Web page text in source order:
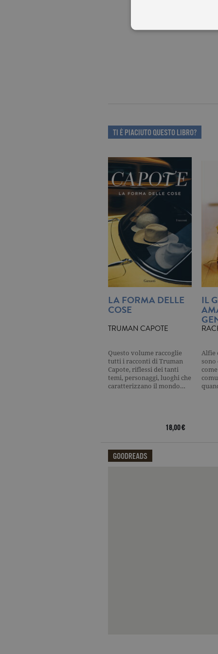
TI È PIACIUTO QUESTO LIBRO?
LA FORMA DELLE
COSE
TRUMAN CAPOTE
Questo volume raccoglie
tutti i racconti di Truman
Capote, riflessi dei tanti
temi, personaggi, luoghi che
caratterizzano il mondo…
18,00 €
IL
Alfie
GOODREADS
I cookie tecnici sono
dell'account. Il sito Web
Garante, i cookie analitici
_gat
current_url
_gat_UA-16356920-1
_ga
CookieScriptConsent
datr
.facebook.com
Nome
oo
.facebook.com
sb
.facebook.com
.facebook.com